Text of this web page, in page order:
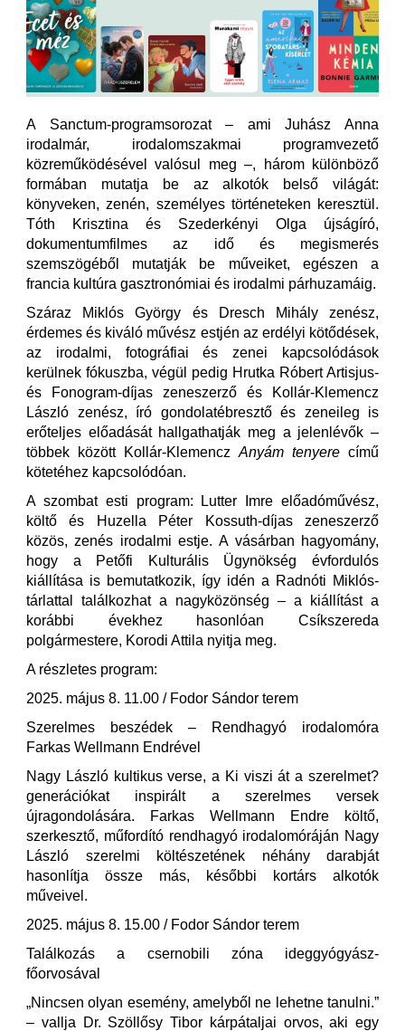
A Sanctum-programsorozat – ami Juhász Anna
irodalmár, irodalomszakmai programvezető
közreműködésével valósul meg –, három különböző
formában mutatja be az alkotók belső világát:
könyveken, zenén, személyes történeteken keresztül.
Tóth Krisztina és Szederkényi Olga újságíró,
dokumentumfilmes az idő és megismerés
szemszögéből mutatják be műveiket, egészen a
francia kultúra gasztronómiai és irodalmi párhuzamáig.
Száraz Miklós György és Dresch Mihály zenész,
érdemes és kiváló művész estjén az erdélyi kötődések,
az irodalmi, fotográfiai és zenei kapcsolódások
kerülnek fókuszba, végül pedig Hrutka Róbert Artisjus-
és Fonogram-díjas zeneszerző és Kollár-Klemencz
László zenész, író gondolatébresztő és zeneileg is
erőteljes előadását hallgathatják meg a jelenlévők –
többek között Kollár-Klemencz Anyám tenyere című
kötetéhez kapcsolódóan.
A szombat esti program: Lutter Imre előadóművész,
költő és Huzella Péter Kossuth-díjas zeneszerző
közös, zenés irodalmi estje. A vásárban hagyomány,
hogy a Petőfi Kulturális Ügynökség évfordulós
kiállítása is bemutatkozik, így idén a Radnóti Miklós-
tárlattal találkozhat a nagyközönség – a kiállítást a
korábbi évekhez hasonlóan Csíkszereda
polgármestere, Korodi Attila nyitja meg.
A részletes program:
2025. május 8. 11.00 / Fodor Sándor terem
Szerelmes beszédek – Rendhagyó irodalomóra
Farkas Wellmann Endrével
Nagy László kultikus verse, a Ki viszi át a szerelmet?
generációkat inspirált a szerelmes versek
újragondolására. Farkas Wellmann Endre költő,
szerkesztő, műfordító rendhagyó irodalomóráján Nagy
László szerelmi költészetének néhány darabját
hasonlítja össze más, későbbi kortárs alkotók
műveivel.
2025. május 8. 15.00 / Fodor Sándor terem
Találkozás a csernobili zóna ideggyógyász-
főorvosával
„Nincsen olyan esemény, amelyből ne lehetne tanulni.”
– vallja Dr. Szöllősy Tibor kárpátaljai orvos, aki egy